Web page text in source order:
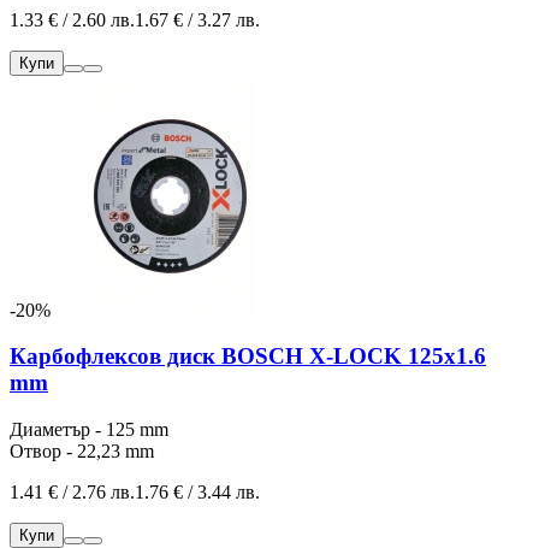
1.33 € / 2.60 лв.1.67 € / 3.27 лв.
Купи
-20%
Карбофлексов диск BOSCH X-LOCK 125x1.6
mm
Диаметър - 125 mm
Отвор - 22,23 mm
1.41 € / 2.76 лв.1.76 € / 3.44 лв.
Купи